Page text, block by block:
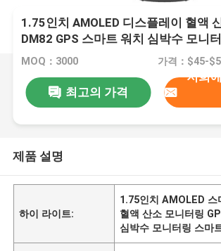
1.75인치 AMOLED 디스플레이 혈액
DM82 GPS 스마트 워치 심박수 모니
MOQ：3000 가격：$45-
최고의 가격
저희
제품 설명
하이 라이트:
1.75인치 AMOLED 스
혈액 산소 모니터링
심박수 모니터링 스마